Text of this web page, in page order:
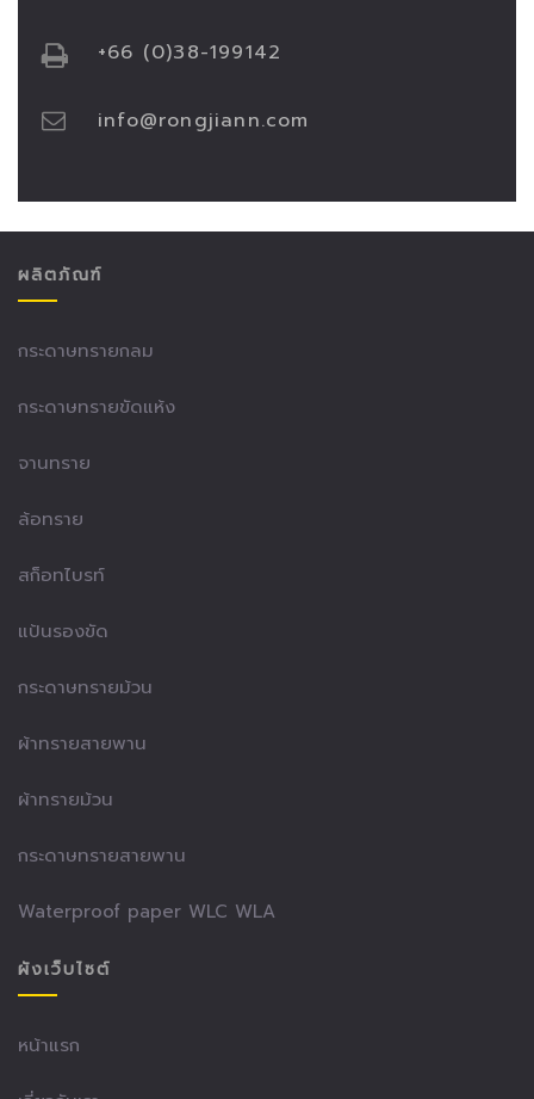
+66 (0)38-199142
info@rongjiann.com
ผลิตภัณฑ์
กระดาษทรายกลม
กระดาษทรายขัดแห้ง
จานทราย
ล้อทราย
สก็อทไบรท์
แป้นรองขัด
กระดาษทรายม้วน
ผ้าทรายสายพาน
ผ้าทรายม้วน
กระดาษทรายสายพาน
Waterproof paper WLC WLA
ผังเว็บไซต์
หน้าแรก